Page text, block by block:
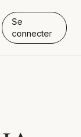
Se
connecter